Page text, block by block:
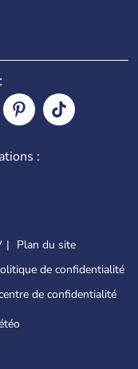
:
Plan du site
de confidentialité
de confidentialité